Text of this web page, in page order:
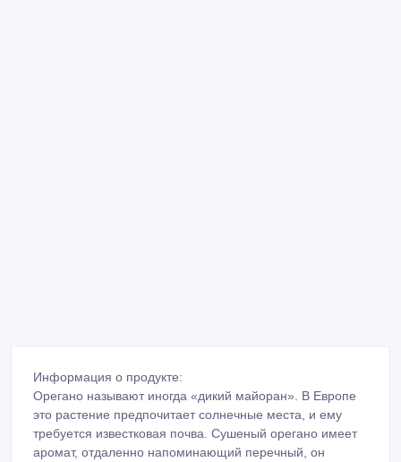
Информация о продукте:
Орегано называют иногда «дикий майоран». В Европе
это растение предпочитает солнечные места, и ему
требуется известковая почва. Сушеный орегано имеет
аромат, отдаленно напоминающий перечный, он